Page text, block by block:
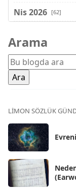
Nis 2026 [62]
Şub 2026
Oca 2026 [72]
Ara 2025
Kas 2025
Eki 2025
Eyl 2025 [56]
Ağu 2025
Tem 2025 [45]
Arama
LIMON SÖZLÜK